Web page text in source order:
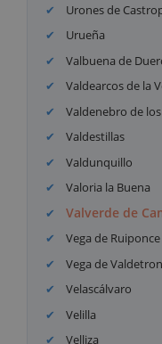
Urones de
Urueña
Valbuena de
Valdearcos de la
Valdenebro de
Valdestillas
Valdunquillo
Valoria la Buena
Valverde de
Vega de Ruiponce
Vega de
Velascálvaro
Velilla
Velliza